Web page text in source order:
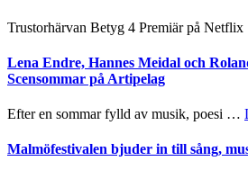
Trustorhärvan Betyg 4 Premiär på
Lena Endre, Hannes Meidal och
Scensommar på Artipelag
Efter en sommar fylld av musik, poesi …
Malmöfestivalen bjuder in till sång,